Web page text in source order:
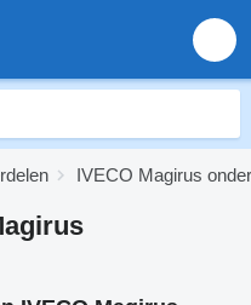
IVECO Magirus